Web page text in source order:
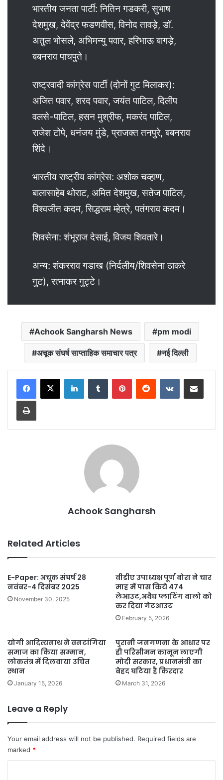
भारतीय जनता पार्टी: नितिन गडकरी, सुभाष
देशमुख, देवेंद्र फडणवीस, विनोद तावड़े, डॉ.
अतुल भोसले, अभिमन्यु पवार, हरिभाऊ बागड़े,
बबनराव पाचपुते।
राष्ट्रवादी कांग्रेस पार्टी (दोनों गुट मिलाकर):
अजित पवार, शरद पवार, जयंत पाटिल, दिलीप
वलसे-पाटिल, हसन मुश्रीफ, मकरंद पाटिल,
राजेश टोपे, धनंजय मुंडे, प्राजक्त तनपुरे, बबनराव
शिंदे।
भारतीय राष्ट्रीय कांग्रेस: अशोक चव्हाण,
बालासाहेब थोराट, अमित देशमुख, सतेज पाटिल,
विश्वजीत कदम, सिद्धराम म्हेत्रे, पतंगराव कदम।
शिवसेना: शंभूराज देसाई, विजय शिवतारे।
अन्य: शंकरराव गडाख (निर्दलीय/शिवसेना ठाकरे
गुट), रत्नाकर गुट्टे।
Achook Sangharsh News pm modi
अचूक संघर्ष साप्ताहिक समाचार पत्र नई दिल्ली
LinkedInTumblr PinterestReddit VKontakteShare via Email
Print
Achook Sangharsh
Related Articles
E-Paper: अचूक संघर्ष 28
नवंबर-4 दिसंबर 2025
November 30, 2025
वीडीए उपाध्यक्ष पूर्ण बोरा ने चार
माह में पास किये 474
लेआउट,अवैध प्लाटिंग वालो को
कर दिया गेटआउट
February 5, 2026
योगी आदित्यनाथ ने वनटांगिया
समाज का किया सम्मान,
लोकतंत्र में दिलवाया उचित
स्थान
January 15, 2026
पुरानी जनगणना के आधार पर
ही परिसीमन कानून लाएगी
मोदी सरकार, प्रधानमंत्री का
बेहद घटिया है किरदार
March 31, 2026
Leave a Reply
Your email address will not be published. Required fields are
marked *